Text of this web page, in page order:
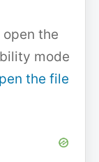
the
mode
the file